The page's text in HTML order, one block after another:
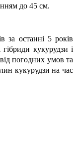
до 45 см.
за останні 5 років
кукурудзи і
погодних умов та
кукурудзи на час